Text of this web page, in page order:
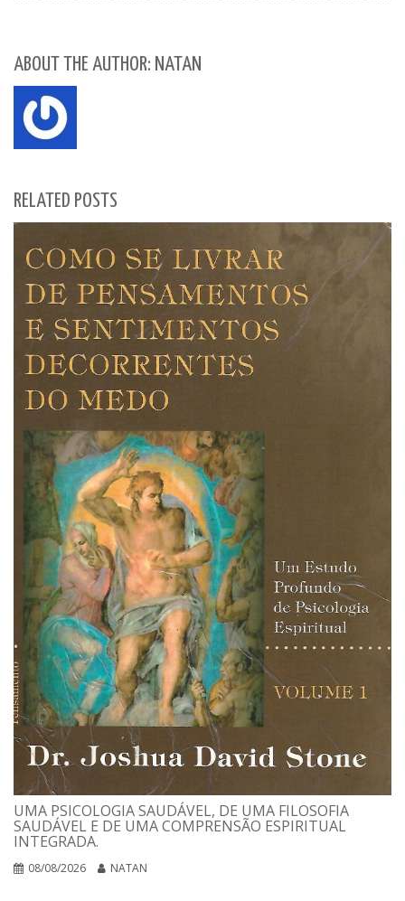
ABOUT THE AUTHOR: NATAN
RELATED POSTS
UMA PSICOLOGIA SAUDÁVEL, DE UMA FILOSOFIA
SAUDÁVEL E DE UMA COMPRENSÃO ESPIRITUAL
INTEGRADA.
08/08/2026 NATAN